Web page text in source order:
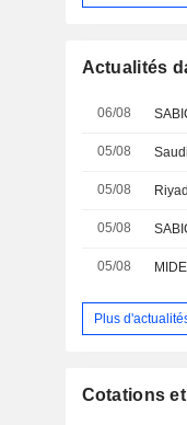
Actualités
06/08
05/08
05/08
05/08
05/08
Plus
Cotations